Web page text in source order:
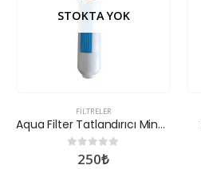
STOKTA YOK
FILTRELER
Aqua Filter Tatlandırıcı Mineral Filtre
out of 5
250₺